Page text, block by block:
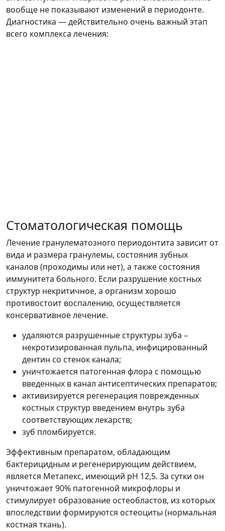
вообще не показывают изменений в периодонте.
Диагностика — действительно очень важный этап
всего комплекса лечения:
Стоматологическая помощь
Лечение гранулематозного периодонтита зависит от
вида и размера гранулемы, состояния зубных
каналов (проходимы или нет), а также состояния
иммунитета больного. Если разрушение костных
структур некритичное, а организм хорошо
противостоит воспалению, осуществляется
консервативное лечение.
удаляются разрушенные структуры зуба –
некротизированная пульпа, инфицированный
дентин со стенок канала;
уничтожается патогенная флора с помощью
введенных в канал антисептических препаратов;
активизируется регенерация поврежденных
костных структур введением внутрь зуба
соответствующих лекарств;
зуб пломбируется.
Эффективным препаратом, обладающим
бактерицидным и регенерирующим действием,
является Метапекс, имеющий pH 12,5. За сутки он
уничтожает 90% патогенной микрофлоры и
стимулирует образование остеобластов, из которых
впоследствии формируются остеоциты (нормальная
костная ткань).